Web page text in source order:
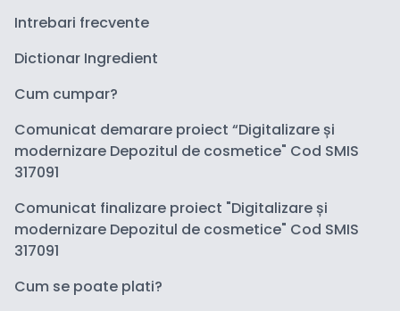
Intrebari frecvente
Dictionar Ingredient
Cum cumpar?
Comunicat demarare proiect “Digitalizare și
modernizare Depozitul de cosmetice" Cod SMIS
317091
Comunicat finalizare proiect "Digitalizare și
modernizare Depozitul de cosmetice" Cod SMIS
317091
Cum se poate plati?